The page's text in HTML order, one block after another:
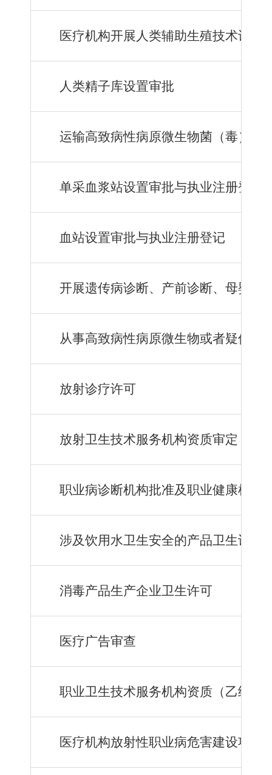
医疗机构开展人类辅助生殖技术许可
人类精子库设置审批
运输高致病性病原微生物菌（毒）种
单采血浆站设置审批与执业注册登记
血站设置审批与执业注册登记
开展遗传病诊断、产前诊断、母婴保
从事高致病性病原微生物或者疑似高
放射诊疗许可
放射卫生技术服务机构资质审定
职业病诊断机构批准及职业健康检查
涉及饮用水卫生安全的产品卫生许可
消毒产品生产企业卫生许可
医疗广告审查
职业卫生技术服务机构资质 （乙级
医疗机构放射性职业病危害建设项目